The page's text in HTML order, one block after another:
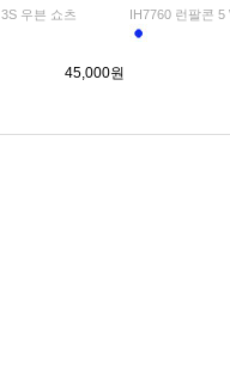
우븐 쇼츠
45,000원
IH7760 런팔콘 5